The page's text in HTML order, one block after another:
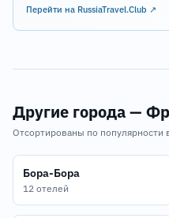
Перейти на RussiaTravel.Club ↗
Другие города —
Отсортированы по популярности
Бора-Бора
12 отелей